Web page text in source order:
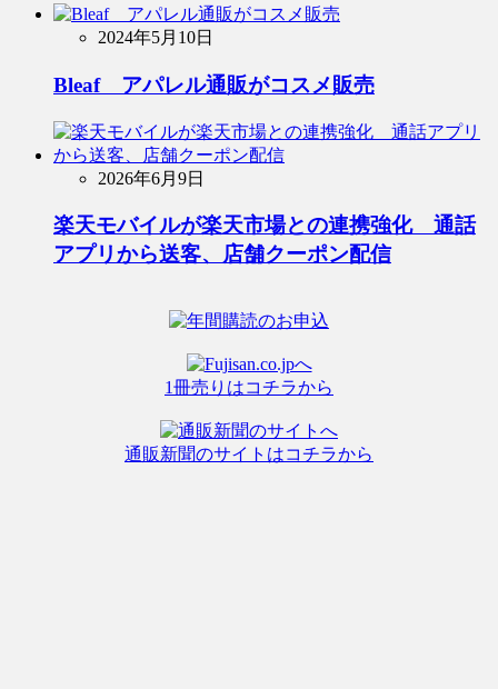
2024年5月10日
Bleaf アパレル通販がコスメ販売
2026年6月9日
楽天モバイルが楽天市場との連携強化 通話
アプリから送客、店舗クーポン配信
1冊売りはコチラから
通販新聞のサイトはコチラから